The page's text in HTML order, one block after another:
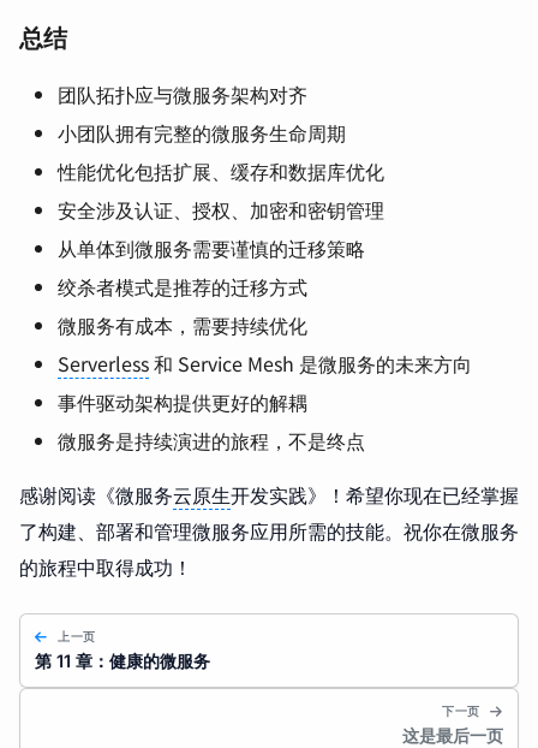
总结
团队拓扑应与微服务架构对齐
小团队拥有完整的微服务生命周期
性能优化包括扩展、缓存和数据库优化
安全涉及认证、授权、加密和密钥管理
从单体到微服务需要谨慎的迁移策略
绞杀者模式是推荐的迁移方式
微服务有成本，需要持续优化
Serverless和 Service Mesh 是微服务的未来方向
事件驱动架构提供更好的解耦
微服务是持续演进的旅程，不是终点
感谢阅读《微服务云原生开发实践》！希望你现在已经掌握
了构建、部署和管理微服务应用所需的技能。祝你在微服务
的旅程中取得成功！
上一页
第 11 章：健康的微服务
下一页
这是最后一页